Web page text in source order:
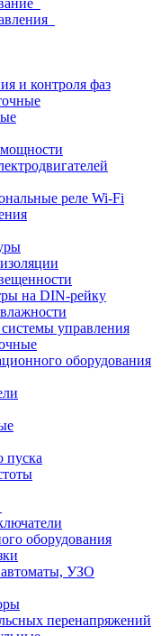
и контроля фаз
мощности
реле Wi-Fi
на DIN-рейку
управления
оборудования
пуска
оборудования
УЗО
перенапряжений